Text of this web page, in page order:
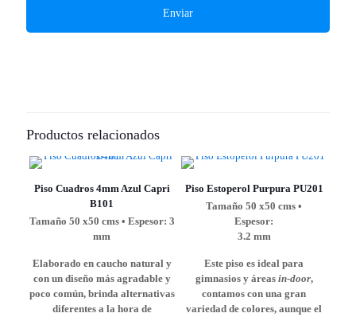
Productos relacionados
Piso Cuadros 4mm Azul Capri
B101
Tamaño 50 x50 cms • Espesor: 3
mm
Elaborado en caucho natural y
con un diseño más agradable y
poco común, brinda alternativas
diferentes a la hora de
Piso Estoperol Purpura PU201
Tamaño 50 x50 cms •
Espesor:
3.2 mm
Este piso es ideal para
gimnasios y áreas in-door,
contamos con una gran
variedad de colores, aunque el